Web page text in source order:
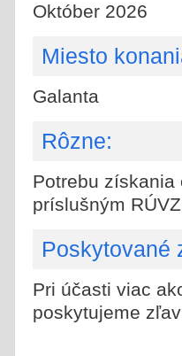
Október 2026
Miesto
Galanta
Rôzne:
Potrebu
príslušným
Poskytované
Pri účasti viac
poskytujeme